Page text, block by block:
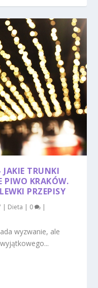
TRUNKI
PIWO KRAKÓW.
PRZEPISY
| Dieta | 0 |
wyzwanie, ale